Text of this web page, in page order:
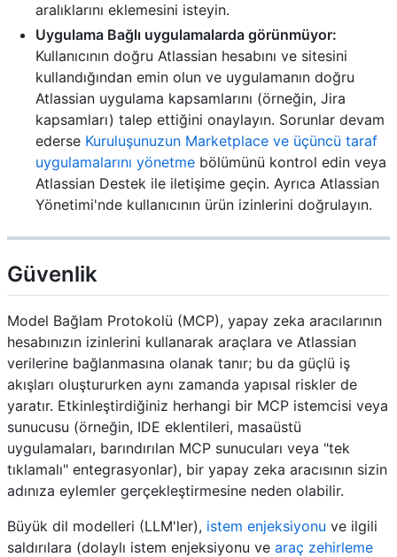
aralıklarını eklemesini isteyin.
Uygulama Bağlı uygulamalarda görünmüyor:
Kullanıcının doğru Atlassian hesabını ve sitesini
kullandığından emin olun ve uygulamanın doğru
Atlassian uygulama kapsamlarını (örneğin, Jira
kapsamları) talep ettiğini onaylayın. Sorunlar devam
ederse Kuruluşunuzun Marketplace ve üçüncü taraf
uygulamalarını yönetme bölümünü kontrol edin veya
Atlassian Destek ile iletişime geçin. Ayrıca Atlassian
Yönetimi'nde kullanıcının ürün izinlerini doğrulayın.
Güvenlik
Model Bağlam Protokolü (MCP), yapay zeka aracılarının
hesabınızın izinlerini kullanarak araçlara ve Atlassian
verilerine bağlanmasına olanak tanır; bu da güçlü iş
akışları oluştururken aynı zamanda yapısal riskler de
yaratır. Etkinleştirdiğiniz herhangi bir MCP istemcisi veya
sunucusu (örneğin, IDE eklentileri, masaüstü
uygulamaları, barındırılan MCP sunucuları veya "tek
tıklamalı" entegrasyonlar), bir yapay zeka aracısının sizin
adınıza eylemler gerçekleştirmesine neden olabilir.
Büyük dil modelleri (LLM'ler), istem enjeksiyonu ve ilgili
saldırılara (dolaylı istem enjeksiyonu ve araç zehirleme